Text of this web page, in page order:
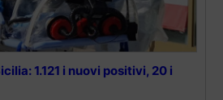
1.121 i nuovi positivi, 20 i